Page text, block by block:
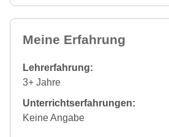
Meine Erfahrung
Lehrerfahrung:
3+ Jahre
Unterrichtserfahrungen:
Keine Angabe